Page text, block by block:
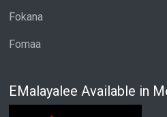
Fokana
Fomaa
EMalayalee Available in